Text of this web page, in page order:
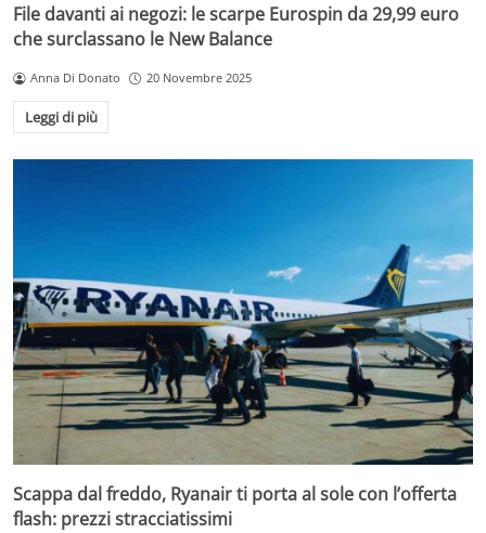
File davanti ai negozi: le scarpe Eurospin da 29,99 euro
che surclassano le New Balance
Anna Di Donato 20 Novembre 2025
Leggi di più
Scappa dal freddo, Ryanair ti porta al sole con l’offerta
flash: prezzi stracciatissimi